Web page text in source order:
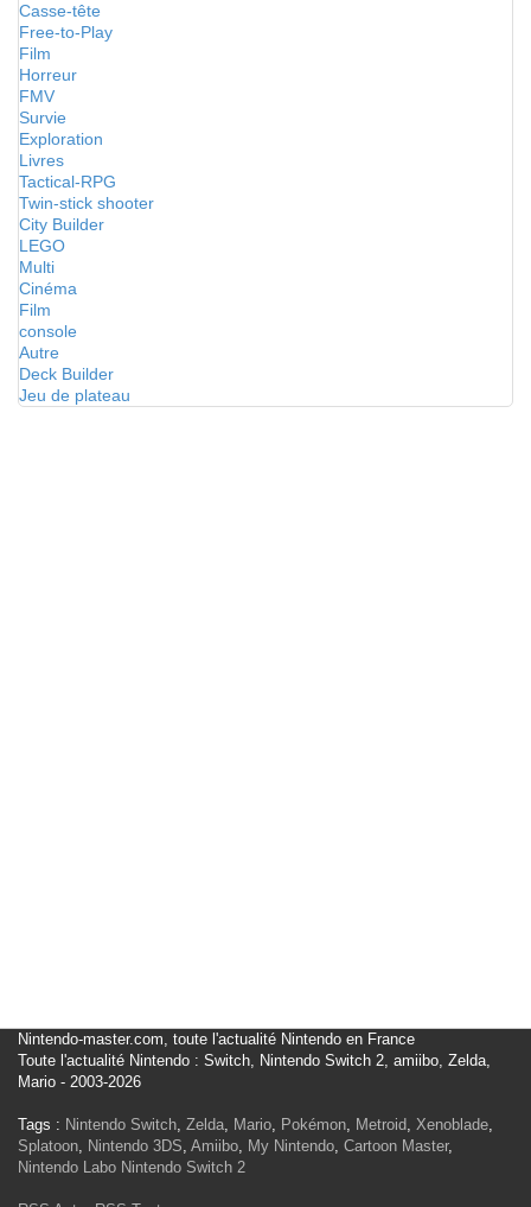
Casse-tête
Free-to-Play
Film
Horreur
FMV
Survie
Exploration
Livres
Tactical-RPG
Twin-stick shooter
City Builder
LEGO
Multi
Cinéma
Film
console
Autre
Deck Builder
Jeu de plateau
Nintendo-master.com, toute l'actualité Nintendo en France
Toute l'actualité Nintendo : Switch, Nintendo Switch 2, amiibo, Zelda,
Mario - 2003-2026
Tags : Nintendo Switch, Zelda, Mario, Pokémon, Metroid, Xenoblade,
Splatoon, Nintendo 3DS, Amiibo, My Nintendo, Cartoon Master,
Nintendo Labo Nintendo Switch 2